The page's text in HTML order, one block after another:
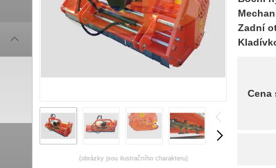
(obrázky jsou ilustračního charakteru)
Zadní
Cena